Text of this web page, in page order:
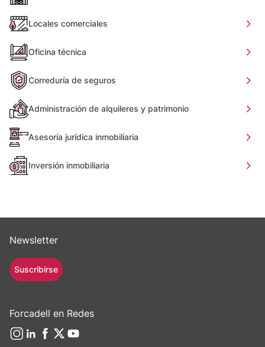
Locales comerciales
Oficina técnica
Correduría de seguros
Administración de alquileres y patrimonio
Asesoría jurídica inmobiliaria
Inversión inmobiliaria
Newsletter
Suscribirse
Forcadell en Redes